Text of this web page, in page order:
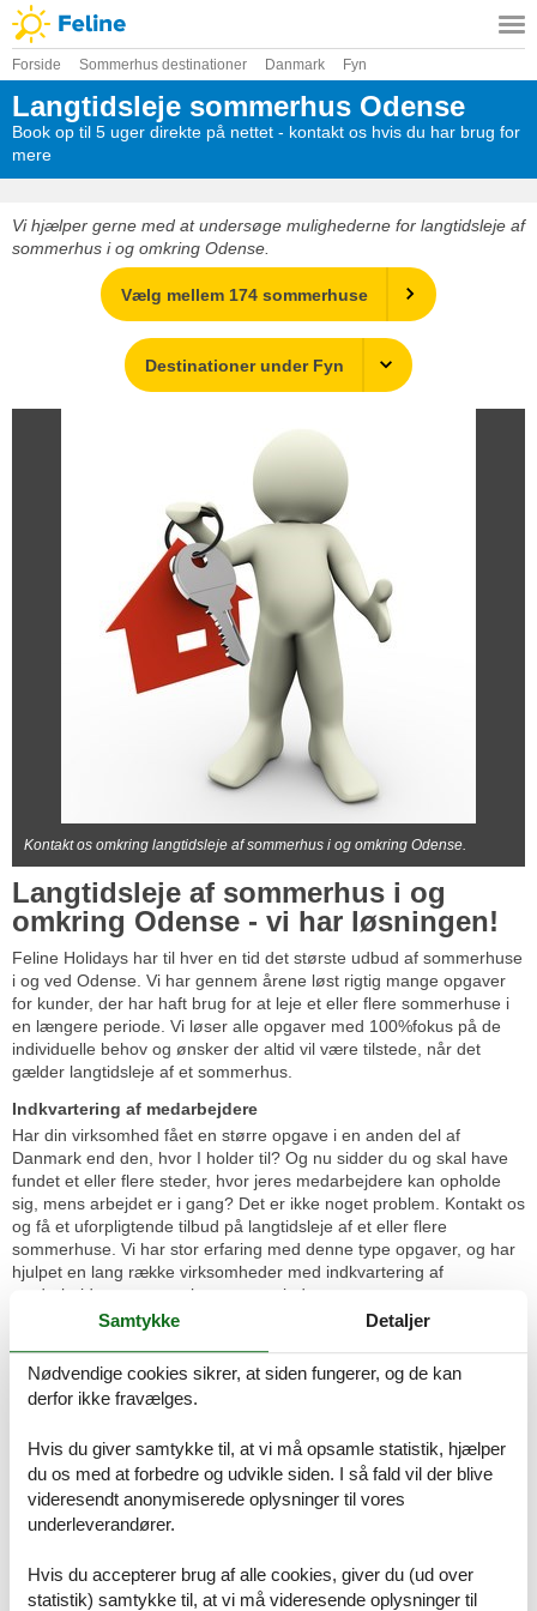
Forside Sommerhus destinationer Danmark Fyn
Langtidsleje sommerhus Odense
Book op til 5 uger direkte på nettet - kontakt os hvis du har brug for
mere
Vi hjælper gerne med at undersøge mulighederne for langtidsleje af
sommerhus i og omkring Odense.
Vælg mellem 174 sommerhuse
Destinationer under Fyn
Kontakt os omkring langtidsleje af sommerhus i og omkring Odense.
Langtidsleje af sommerhus i og
omkring Odense - vi har løsningen!
Feline Holidays har til hver en tid det største udbud af sommerhuse
i og ved Odense. Vi har gennem årene løst rigtig mange opgaver
for kunder, der har haft brug for at leje et eller flere sommerhuse i
en længere periode. Vi løser alle opgaver med 100%fokus på de
individuelle behov og ønsker der altid vil være tilstede, når det
gælder langtidsleje af et sommerhus.
Indkvartering af medarbejdere
Har din virksomhed fået en større opgave i en anden del af
Danmark end den, hvor I holder til? Og nu sidder du og skal have
fundet et eller flere steder, hvor jeres medarbejdere kan opholde
sig, mens arbejdet er i gang? Det er ikke noget problem. Kontakt os
og få et uforpligtende tilbud på langtidsleje af et eller flere
sommerhuse. Vi har stor erfaring med denne type opgaver, og har
hjulpet en lang række virksomheder med indkvartering af
medarbejdere gennem længere perioder.
Forsikringsskader
Har uheldet været ude i form af brand, vandskade, svampeangreb
eller skadedyr, så du ikke kan bo i dit hus, mens skaderne bliver
repareret? Er du ansat i et forsikringsselskab og har behov for at
længere periode? Vi har mange års erfaring med at løse denne
type sager, hvor der er behov for genhusning i den periode, det
tager at reparere skaderne.
Ombygning og renovering
der bevirker, at du i flere uger ikke kan opholde dig i dit hus?
Uanset hvor i Danmark du bor vil du altid kunne finde et
Samtykke Detaljer
Nødvendige cookies sikrer, at siden fungerer, og de kan
derfor ikke fravælges.
Hvis du giver samtykke til, at vi må opsamle statistik, hjælper
du os med at forbedre og udvikle siden. I så fald vil der blive
videresendt anonymiserede oplysninger til vores
underleverandører.
Hvis du accepterer brug af alle cookies, giver du (ud over
statistik) samtykke til, at vi må videresende oplysninger til